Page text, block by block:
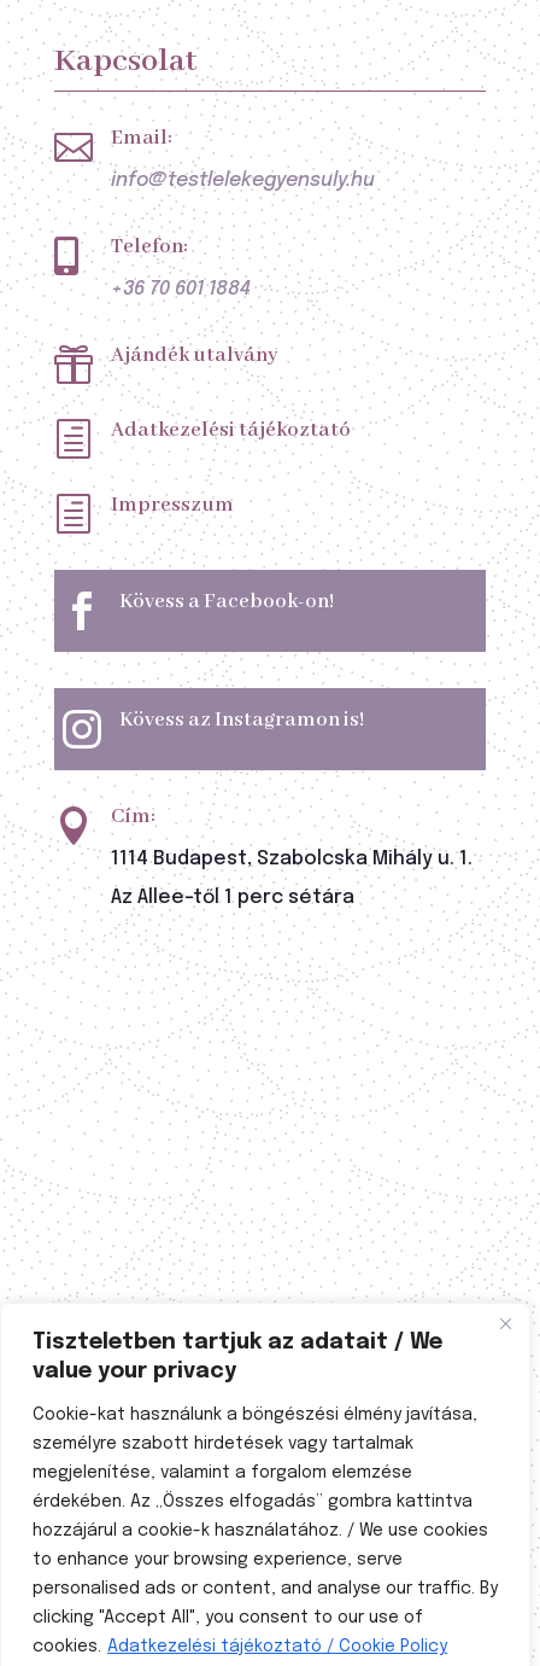
Tiszteletben tartjuk az adatait / We
value your privacy
Cookie-kat használunk a böngészési élmény javítása,
személyre szabott hirdetések vagy tartalmak
megjelenítése, valamint a forgalom elemzése
érdekében. Az „Összes elfogadás” gombra kattintva
hozzájárul a cookie-k használatához. / We use cookies
to enhance your browsing experience, serve
personalised ads or content, and analyse our traffic. By
clicking "Accept All", you consent to our use of
cookies. Adatkezelési tájékoztató / Cookie Policy
Kapcsolat
 Email:
info@testlelekegyensuly.hu
 Telefon:
+36 70 601 1884
 Ajándék utalvány
h Adatkezelési tájékoztató
h Impresszum
 Kövess a Facebook-on!
 Kövess az Instagramon is!
 Cím:
1114 Budapest, Szabolcska Mihály u. 1.
Az Allee-től 1 perc sétára
A természetgyógyászati tevékenység a 40/1997. (III.
5.) Korm. sz. és a 11/1997. (V. 28.) NM rendeletben
szabályozott. Magyarországon 1997 óta a